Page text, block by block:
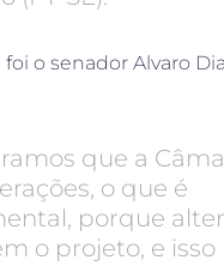
o senador Alvaro
que a
o que é
porque
o projeto, e isso